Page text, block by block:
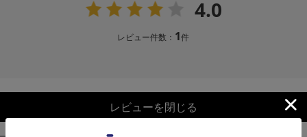
4.0
レビュー件数： 1件
レビューを閉じる